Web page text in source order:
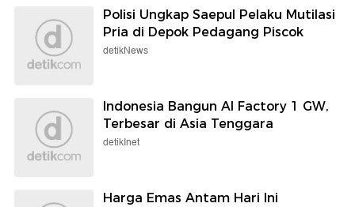
Polisi Ungkap Saepul Pelaku Mutilasi
Pria di Depok Pedagang Piscok
detikNews
Indonesia Bangun AI Factory 1 GW,
Terbesar di Asia Tenggara
detikInet
Harga Emas Antam Hari Ini